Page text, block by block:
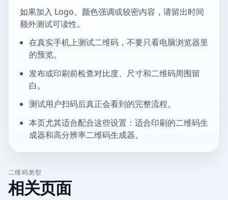
如果加入 Logo、颜色强调或较密内容，请留出时间
额外测试可读性。
在真实手机上测试二维码，不要只看电脑浏览器里
的预览。
发布或印刷前检查对比度、尺寸和二维码周围留
白。
测试用户扫码后真正会看到的完整流程。
本页尤其适合配合这些设置：适合印刷的二维码生
成器和高分辨率二维码生成器。
二维码类型
相关页面